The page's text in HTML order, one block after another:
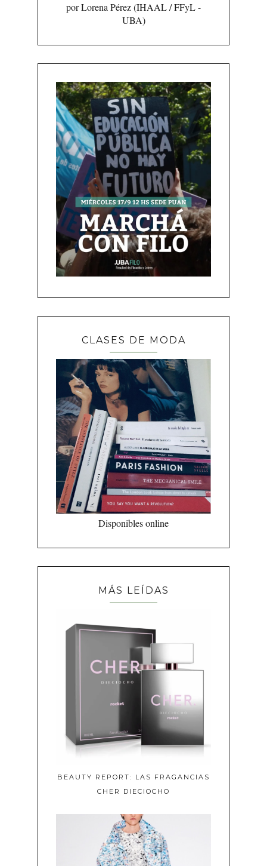
por Lorena Pérez (IHAAL / FFyL -
UBA)
CLASES DE MODA
Disponibles online
MÁS LEÍDAS
BEAUTY REPORT: LAS FRAGANCIAS
CHER DIECIOCHO